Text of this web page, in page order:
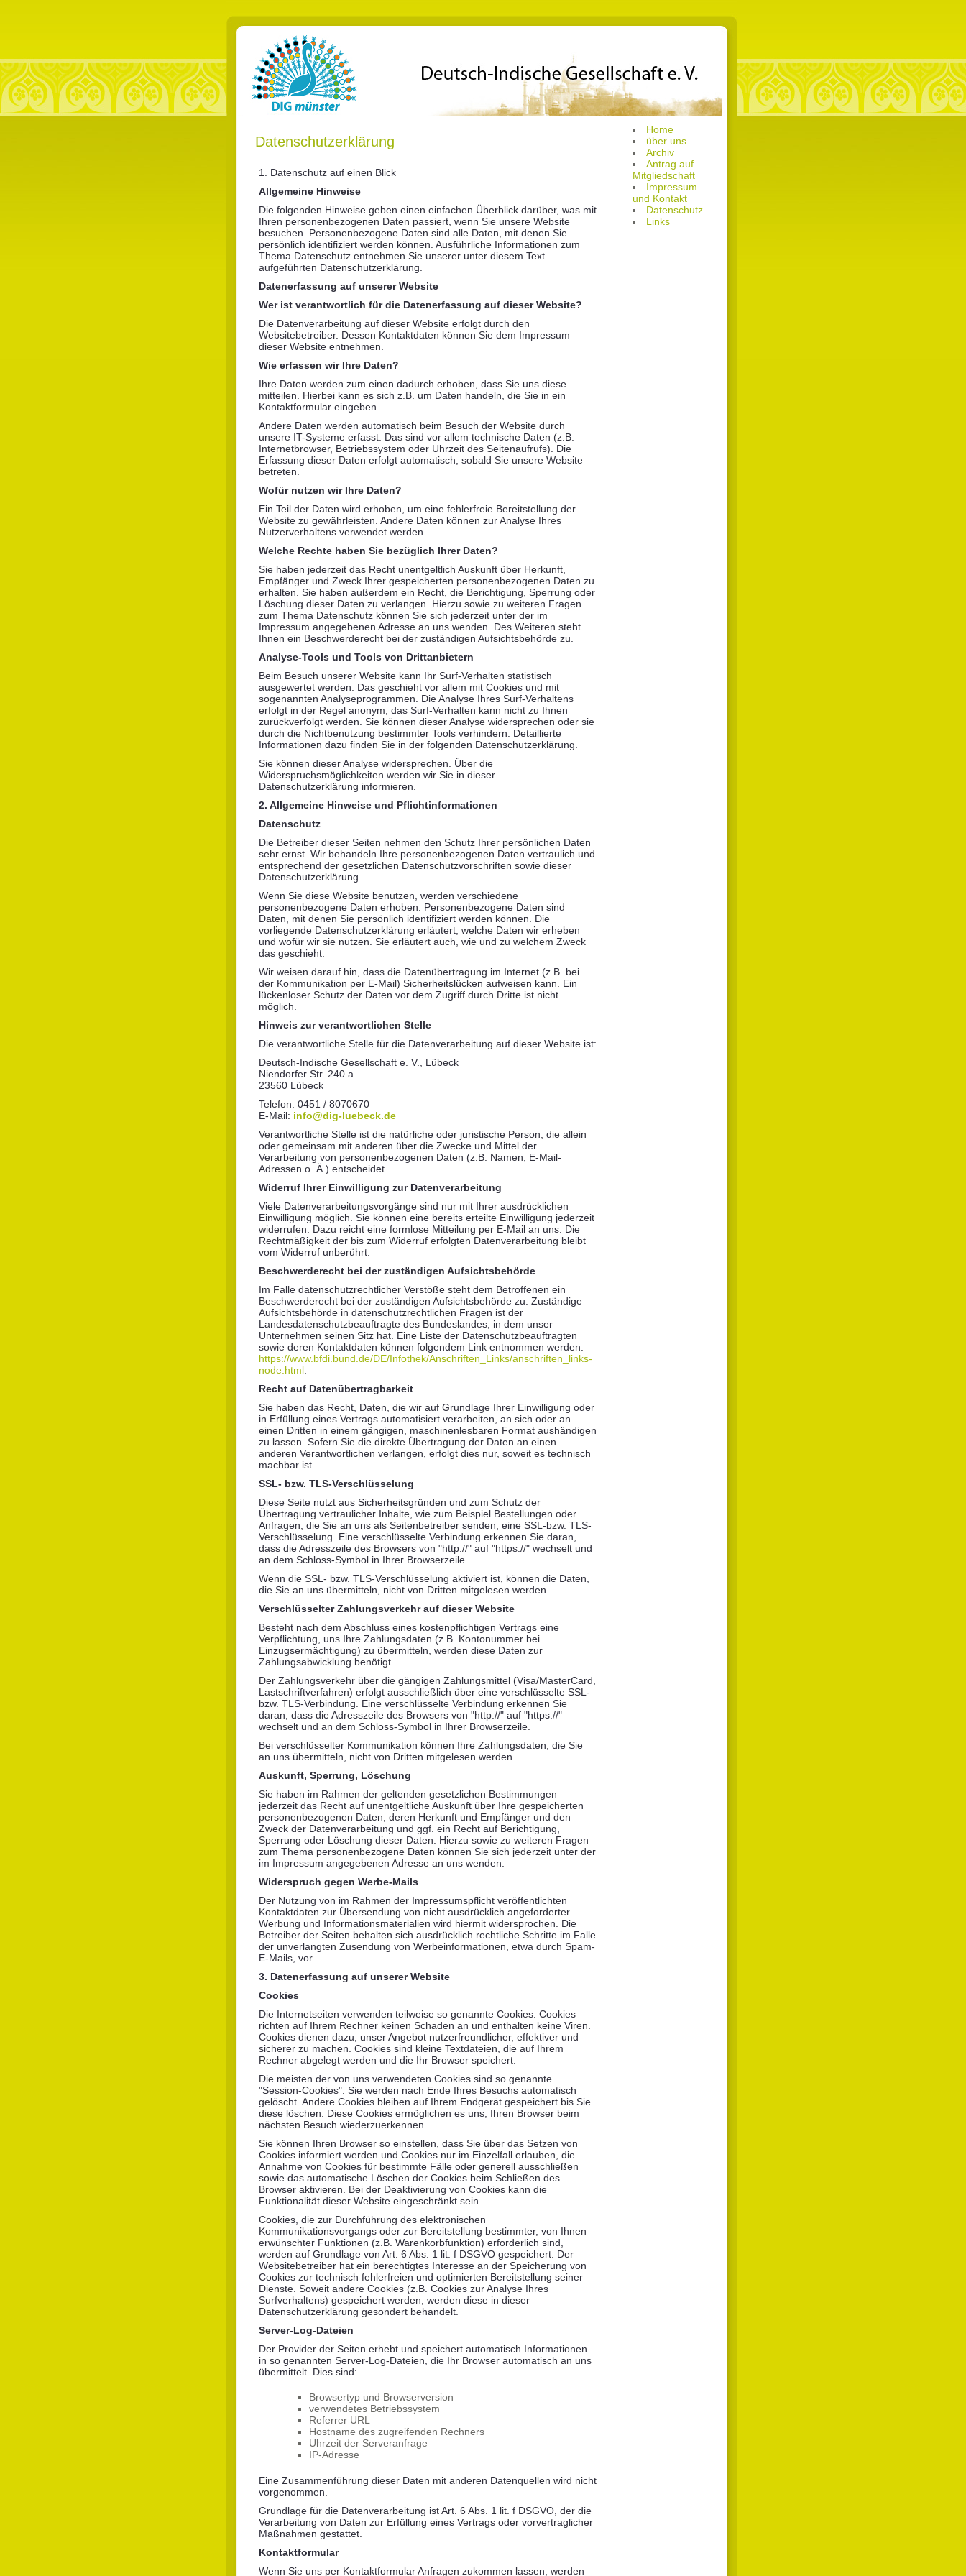
Datenschutzerklärung
1. Datenschutz auf einen Blick
Allgemeine Hinweise
Die folgenden Hinweise geben einen einfachen Überblick darüber, was mit
Ihren personenbezogenen Daten passiert, wenn Sie unsere Website
besuchen. Personenbezogene Daten sind alle Daten, mit denen Sie
persönlich identifiziert werden können. Ausführliche Informationen zum
Thema Datenschutz entnehmen Sie unserer unter diesem Text
aufgeführten Datenschutzerklärung.
Datenerfassung auf unserer Website
Wer ist verantwortlich für die Datenerfassung auf dieser Website?
Die Datenverarbeitung auf dieser Website erfolgt durch den
Websitebetreiber. Dessen Kontaktdaten können Sie dem Impressum
dieser Website entnehmen.
Wie erfassen wir Ihre Daten?
Ihre Daten werden zum einen dadurch erhoben, dass Sie uns diese
mitteilen. Hierbei kann es sich z.B. um Daten handeln, die Sie in ein
Kontaktformular eingeben.
Andere Daten werden automatisch beim Besuch der Website durch
unsere IT-Systeme erfasst. Das sind vor allem technische Daten (z.B.
Internetbrowser, Betriebssystem oder Uhrzeit des Seitenaufrufs). Die
Erfassung dieser Daten erfolgt automatisch, sobald Sie unsere Website
betreten.
Wofür nutzen wir Ihre Daten?
Ein Teil der Daten wird erhoben, um eine fehlerfreie Bereitstellung der
Website zu gewährleisten. Andere Daten können zur Analyse Ihres
Nutzerverhaltens verwendet werden.
Welche Rechte haben Sie bezüglich Ihrer Daten?
Sie haben jederzeit das Recht unentgeltlich Auskunft über Herkunft,
Empfänger und Zweck Ihrer gespeicherten personenbezogenen Daten zu
erhalten. Sie haben außerdem ein Recht, die Berichtigung, Sperrung oder
Löschung dieser Daten zu verlangen. Hierzu sowie zu weiteren Fragen
zum Thema Datenschutz können Sie sich jederzeit unter der im
Impressum angegebenen Adresse an uns wenden. Des Weiteren steht
Ihnen ein Beschwerderecht bei der zuständigen Aufsichtsbehörde zu.
Analyse-Tools und Tools von Drittanbietern
Beim Besuch unserer Website kann Ihr Surf-Verhalten statistisch
ausgewertet werden. Das geschieht vor allem mit Cookies und mit
sogenannten Analyseprogrammen. Die Analyse Ihres Surf-Verhaltens
erfolgt in der Regel anonym; das Surf-Verhalten kann nicht zu Ihnen
zurückverfolgt werden. Sie können dieser Analyse widersprechen oder sie
durch die Nichtbenutzung bestimmter Tools verhindern. Detaillierte
Informationen dazu finden Sie in der folgenden Datenschutzerklärung.
Sie können dieser Analyse widersprechen. Über die
Widerspruchsmöglichkeiten werden wir Sie in dieser
Datenschutzerklärung informieren.
2. Allgemeine Hinweise und Pflichtinformationen
Datenschutz
Die Betreiber dieser Seiten nehmen den Schutz Ihrer persönlichen Daten
sehr ernst. Wir behandeln Ihre personenbezogenen Daten vertraulich und
entsprechend der gesetzlichen Datenschutzvorschriften sowie dieser
Datenschutzerklärung.
Wenn Sie diese Website benutzen, werden verschiedene
personenbezogene Daten erhoben. Personenbezogene Daten sind
Daten, mit denen Sie persönlich identifiziert werden können. Die
vorliegende Datenschutzerklärung erläutert, welche Daten wir erheben
und wofür wir sie nutzen. Sie erläutert auch, wie und zu welchem Zweck
das geschieht.
Wir weisen darauf hin, dass die Datenübertragung im Internet (z.B. bei
der Kommunikation per E-Mail) Sicherheitslücken aufweisen kann. Ein
lückenloser Schutz der Daten vor dem Zugriff durch Dritte ist nicht
möglich.
Hinweis zur verantwortlichen Stelle
Die verantwortliche Stelle für die Datenverarbeitung auf dieser Website ist:
Deutsch-Indische Gesellschaft e. V., Lübeck
Niendorfer Str. 240 a
23560 Lübeck
Telefon: 0451 / 8070670
E-Mail: info@dig-luebeck.de
Verantwortliche Stelle ist die natürliche oder juristische Person, die allein
oder gemeinsam mit anderen über die Zwecke und Mittel der
Verarbeitung von personenbezogenen Daten (z.B. Namen, E-Mail-
Adressen o. Ä.) entscheidet.
Widerruf Ihrer Einwilligung zur Datenverarbeitung
Viele Datenverarbeitungsvorgänge sind nur mit Ihrer ausdrücklichen
Einwilligung möglich. Sie können eine bereits erteilte Einwilligung jederzeit
widerrufen. Dazu reicht eine formlose Mitteilung per E-Mail an uns. Die
Rechtmäßigkeit der bis zum Widerruf erfolgten Datenverarbeitung bleibt
vom Widerruf unberührt.
Beschwerderecht bei der zuständigen Aufsichtsbehörde
Im Falle datenschutzrechtlicher Verstöße steht dem Betroffenen ein
Beschwerderecht bei der zuständigen Aufsichtsbehörde zu. Zuständige
Aufsichtsbehörde in datenschutzrechtlichen Fragen ist der
Landesdatenschutzbeauftragte des Bundeslandes, in dem unser
Unternehmen seinen Sitz hat. Eine Liste der Datenschutzbeauftragten
sowie deren Kontaktdaten können folgendem Link entnommen werden:
https://www.bfdi.bund.de/DE/Infothek/Anschriften_Links/anschriften_links-
node.html.
Recht auf Datenübertragbarkeit
Sie haben das Recht, Daten, die wir auf Grundlage Ihrer Einwilligung oder
in Erfüllung eines Vertrags automatisiert verarbeiten, an sich oder an
einen Dritten in einem gängigen, maschinenlesbaren Format aushändigen
zu lassen. Sofern Sie die direkte Übertragung der Daten an einen
anderen Verantwortlichen verlangen, erfolgt dies nur, soweit es technisch
machbar ist.
SSL- bzw. TLS-Verschlüsselung
Diese Seite nutzt aus Sicherheitsgründen und zum Schutz der
Übertragung vertraulicher Inhalte, wie zum Beispiel Bestellungen oder
Anfragen, die Sie an uns als Seitenbetreiber senden, eine SSL-bzw. TLS-
Verschlüsselung. Eine verschlüsselte Verbindung erkennen Sie daran,
dass die Adresszeile des Browsers von "http://" auf "https://" wechselt und
an dem Schloss-Symbol in Ihrer Browserzeile.
Wenn die SSL- bzw. TLS-Verschlüsselung aktiviert ist, können die Daten,
die Sie an uns übermitteln, nicht von Dritten mitgelesen werden.
Verschlüsselter Zahlungsverkehr auf dieser Website
Besteht nach dem Abschluss eines kostenpflichtigen Vertrags eine
Verpflichtung, uns Ihre Zahlungsdaten (z.B. Kontonummer bei
Einzugsermächtigung) zu übermitteln, werden diese Daten zur
Zahlungsabwicklung benötigt.
Der Zahlungsverkehr über die gängigen Zahlungsmittel (Visa/MasterCard,
Lastschriftverfahren) erfolgt ausschließlich über eine verschlüsselte SSL-
bzw. TLS-Verbindung. Eine verschlüsselte Verbindung erkennen Sie
daran, dass die Adresszeile des Browsers von "http://" auf "https://"
wechselt und an dem Schloss-Symbol in Ihrer Browserzeile.
Bei verschlüsselter Kommunikation können Ihre Zahlungsdaten, die Sie
an uns übermitteln, nicht von Dritten mitgelesen werden.
Auskunft, Sperrung, Löschung
Sie haben im Rahmen der geltenden gesetzlichen Bestimmungen
jederzeit das Recht auf unentgeltliche Auskunft über Ihre gespeicherten
personenbezogenen Daten, deren Herkunft und Empfänger und den
Zweck der Datenverarbeitung und ggf. ein Recht auf Berichtigung,
Sperrung oder Löschung dieser Daten. Hierzu sowie zu weiteren Fragen
zum Thema personenbezogene Daten können Sie sich jederzeit unter der
im Impressum angegebenen Adresse an uns wenden.
Widerspruch gegen Werbe-Mails
Der Nutzung von im Rahmen der Impressumspflicht veröffentlichten
Kontaktdaten zur Übersendung von nicht ausdrücklich angeforderter
Werbung und Informationsmaterialien wird hiermit widersprochen. Die
Betreiber der Seiten behalten sich ausdrücklich rechtliche Schritte im Falle
der unverlangten Zusendung von Werbeinformationen, etwa durch Spam-
E-Mails, vor.
3. Datenerfassung auf unserer Website
Cookies
Die Internetseiten verwenden teilweise so genannte Cookies. Cookies
richten auf Ihrem Rechner keinen Schaden an und enthalten keine Viren.
Cookies dienen dazu, unser Angebot nutzerfreundlicher, effektiver und
sicherer zu machen. Cookies sind kleine Textdateien, die auf Ihrem
Rechner abgelegt werden und die Ihr Browser speichert.
Die meisten der von uns verwendeten Cookies sind so genannte
"Session-Cookies". Sie werden nach Ende Ihres Besuchs automatisch
gelöscht. Andere Cookies bleiben auf Ihrem Endgerät gespeichert bis Sie
diese löschen. Diese Cookies ermöglichen es uns, Ihren Browser beim
nächsten Besuch wiederzuerkennen.
Sie können Ihren Browser so einstellen, dass Sie über das Setzen von
Cookies informiert werden und Cookies nur im Einzelfall erlauben, die
Annahme von Cookies für bestimmte Fälle oder generell ausschließen
sowie das automatische Löschen der Cookies beim Schließen des
Browser aktivieren. Bei der Deaktivierung von Cookies kann die
Funktionalität dieser Website eingeschränkt sein.
Cookies, die zur Durchführung des elektronischen
Kommunikationsvorgangs oder zur Bereitstellung bestimmter, von Ihnen
erwünschter Funktionen (z.B. Warenkorbfunktion) erforderlich sind,
werden auf Grundlage von Art. 6 Abs. 1 lit. f DSGVO gespeichert. Der
Websitebetreiber hat ein berechtigtes Interesse an der Speicherung von
Cookies zur technisch fehlerfreien und optimierten Bereitstellung seiner
Dienste. Soweit andere Cookies (z.B. Cookies zur Analyse Ihres
Surfverhaltens) gespeichert werden, werden diese in dieser
Datenschutzerklärung gesondert behandelt.
Server-Log-Dateien
Der Provider der Seiten erhebt und speichert automatisch Informationen
in so genannten Server-Log-Dateien, die Ihr Browser automatisch an uns
übermittelt. Dies sind:
Browsertyp und Browserversion
verwendetes Betriebssystem
Referrer URL
Hostname des zugreifenden Rechners
Uhrzeit der Serveranfrage
IP-Adresse
Eine Zusammenführung dieser Daten mit anderen Datenquellen wird nicht
vorgenommen.
Grundlage für die Datenverarbeitung ist Art. 6 Abs. 1 lit. f DSGVO, der die
Verarbeitung von Daten zur Erfüllung eines Vertrags oder vorvertraglicher
Maßnahmen gestattet.
Kontaktformular
Wenn Sie uns per Kontaktformular Anfragen zukommen lassen, werden
Home
über uns
Archiv
Antrag auf
Mitgliedschaft
Impressum
und Kontakt
Datenschutz
Links